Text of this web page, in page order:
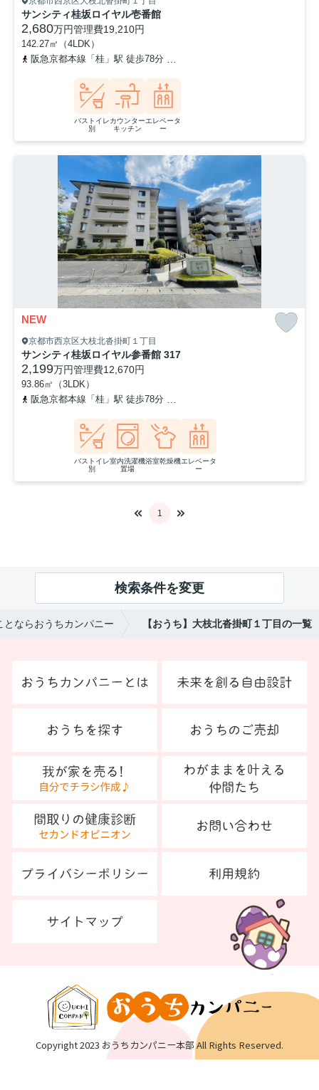
サンシティ桂坂ロイヤル壱番館
2,680万円管理費19,210円
142.27㎡（4LDK）
阪急京都本線「桂」駅 徒歩78分
バストイレ
別
カウンター
キッチン
エレベータ
ー
NEW
京都市西京区大枝北沓掛町１丁目
サンシティ桂坂ロイヤル参番館 317
2,199万円管理費12,670円
93.86㎡（3LDK）
阪急京都本線「桂」駅 徒歩78分
バストイレ
別
室内洗濯機
置場
浴室乾燥機エレベータ
ー
1
検索条件を変更
とならおうちカンパニー 【おうち】大枝北沓掛町１丁目の一覧
Copyright 2023 おうちカンパニー本部 All Rights Reserved.